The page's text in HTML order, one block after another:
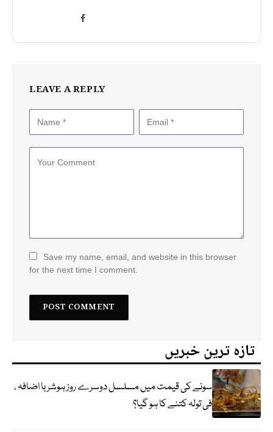
Facebook
LEAVE A REPLY
Save my name, email, and website in this browser
for the next time I comment.
تازہ ترین خبریں
سونے کی قیمت میں مسلسل دوسرے روز ہوشربا اضافہ ،
فی تولہ کتنے کا ہو گیا؟